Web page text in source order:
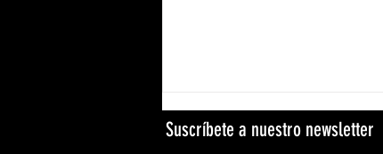
Suscríbete a nuestro newsletter